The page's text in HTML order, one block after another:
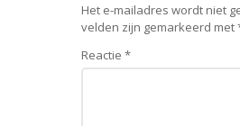
Het e-mailadres wordt niet
velden zijn gemarkeerd met
Reactie*